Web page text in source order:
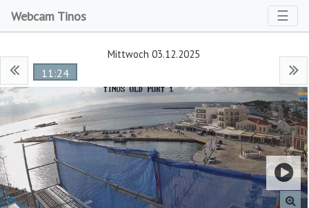
Webcam Tinos ☰
Mittwoch 03.12.2025
11:24